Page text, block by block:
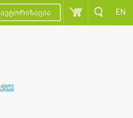
ავტორიზაცია EN